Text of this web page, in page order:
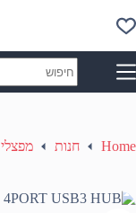
to
content
results
Home חנות מפצלי USB